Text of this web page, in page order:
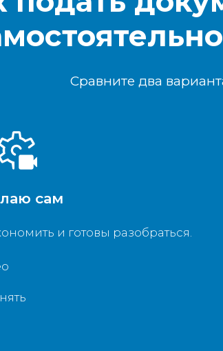
Сравните два
сам
и готовы разобраться.